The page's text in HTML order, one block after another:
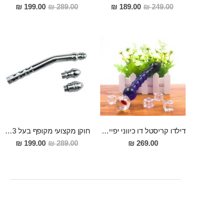
249.00 ₪
מחיר
מבצע
189.00 ₪
289.00 ₪
מחיר
מבצע
199.00 ₪
דילדו קריסטל דו כיווני יפייפה 20 ס"מ אורך 3.4 רוחב מקסימלי "Ansel"
269.00 ₪
חוקן מקצועי מקופף בעל 3 ראשים לניקוי והנאה מפלדת אל חלד "Pallas"
289.00 ₪
מחיר
מבצע
199.00 ₪